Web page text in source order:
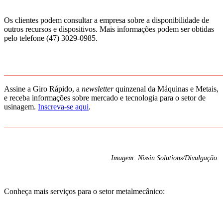
Os clientes podem consultar a empresa sobre a disponibilidade de
outros recursos e dispositivos. Mais informações podem ser obtidas
pelo telefone (47) 3029-0985.
Assine a Giro Rápido, a newsletterquinzenal da Máquinas e Metais,
e receba informações sobre mercado e tecnologia para o setor de
usinagem. Inscreva-se aqui.
Imagem: Nissin Solutions/Divulgação.
Conheça mais serviços para o setor metalmecânico: